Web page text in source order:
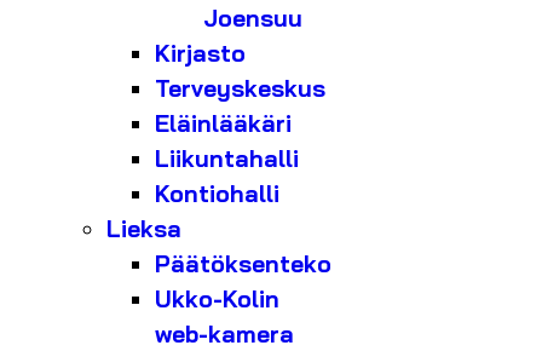
Joensuu
Kirjasto
Terveyskeskus
Eläinlääkäri
Liikuntahalli
Kontiohalli
Lieksa
Päätöksenteko
Ukko-Kolin
web-kamera